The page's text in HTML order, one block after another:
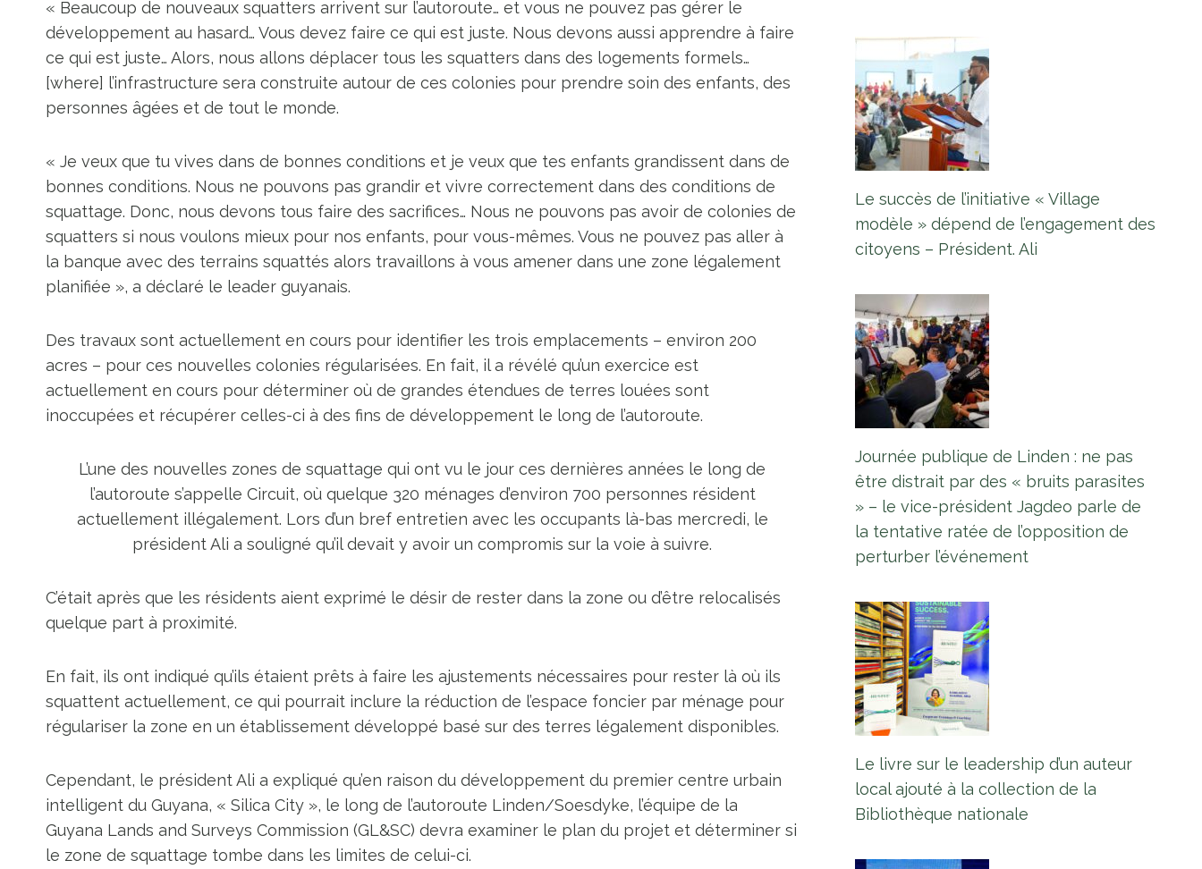
« Beaucoup de nouveaux squatters arrivent sur l’autoroute… et vous ne pouvez pas gérer le
développement au hasard… Vous devez faire ce qui est juste. Nous devons aussi apprendre à faire
ce qui est juste… Alors, nous allons déplacer tous les squatters dans des logements formels…
[where] l’infrastructure sera construite autour de ces colonies pour prendre soin des enfants, des
personnes âgées et de tout le monde.
« Je veux que tu vives dans de bonnes conditions et je veux que tes enfants grandissent dans de
bonnes conditions. Nous ne pouvons pas grandir et vivre correctement dans des conditions de
squattage. Donc, nous devons tous faire des sacrifices… Nous ne pouvons pas avoir de colonies de
squatters si nous voulons mieux pour nos enfants, pour vous-mêmes. Vous ne pouvez pas aller à
la banque avec des terrains squattés alors travaillons à vous amener dans une zone légalement
planifiée », a déclaré le leader guyanais.
Des travaux sont actuellement en cours pour identifier les trois emplacements – environ 200
acres – pour ces nouvelles colonies régularisées. En fait, il a révélé qu’un exercice est
actuellement en cours pour déterminer où de grandes étendues de terres louées sont
inoccupées et récupérer celles-ci à des fins de développement le long de l’autoroute.
L’une des nouvelles zones de squattage qui ont vu le jour ces dernières années le long de
l’autoroute s’appelle Circuit, où quelque 320 ménages d’environ 700 personnes résident
actuellement illégalement. Lors d’un bref entretien avec les occupants là-bas mercredi, le
président Ali a souligné qu’il devait y avoir un compromis sur la voie à suivre.
C’était après que les résidents aient exprimé le désir de rester dans la zone ou d’être relocalisés
quelque part à proximité.
En fait, ils ont indiqué qu’ils étaient prêts à faire les ajustements nécessaires pour rester là où ils
squattent actuellement, ce qui pourrait inclure la réduction de l’espace foncier par ménage pour
régulariser la zone en un établissement développé basé sur des terres légalement disponibles.
Cependant, le président Ali a expliqué qu’en raison du développement du premier centre urbain
intelligent du Guyana, « Silica City », le long de l’autoroute Linden/Soesdyke, l’équipe de la
Guyana Lands and Surveys Commission (GL&SC) devra examiner le plan du projet et déterminer si
le zone de squattage tombe dans les limites de celui-ci.
Le succès de l’initiative « Village
modèle » dépend de l’engagement des
citoyens – Président. Ali
Journée publique de Linden : ne pas
être distrait par des « bruits parasites
» – le vice-président Jagdeo parle de
la tentative ratée de l’opposition de
perturber l’événement
Le livre sur le leadership d’un auteur
local ajouté à la collection de la
Bibliothèque nationale